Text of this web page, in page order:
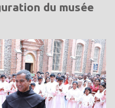
du musée